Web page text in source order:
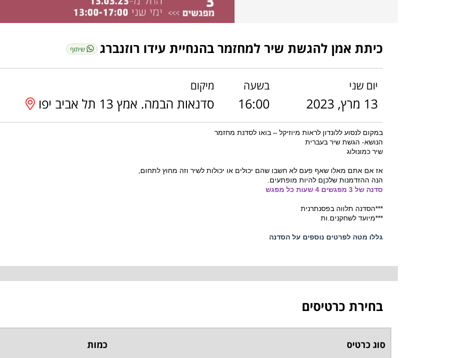
כיתת אמן להגשת שיר למחזמר בהנחיית עידו רוזנברג שיתוף
יום שני
13 מרץ, 2023
בשעה
16:00
מיקום
במקום לנסוע ללונדון לראות מיוזיקל – בואו לסדנת מחזמר
הנושא- הגשת שיר בעברית
שיר כמונולוג
אז אם אתם מאלו שאף פעם לא חשבו שהם יכולים או יכולות לשיר וזה מחוץ לתחום,
הנה ההזדמנות שלכןם להיות מופתעים.
סדנה של 3 מפגשים 4 שעות כל מפגש
***הסדנה תלווה בפסנתרנית
***מיועד לשחקנים.ות
גללו מטה לפרטים נוספים על הסדנה
בחירת כרטיסים
סוג כרטיס כמות